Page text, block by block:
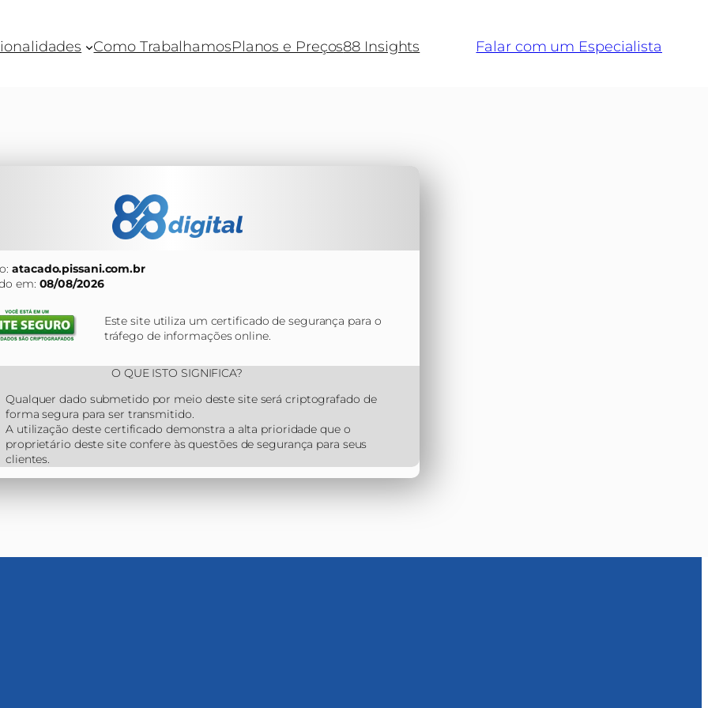
Como TrabalhamosPlanos e Preços88 Insights Falar com um Especialista
atacado.pissani.com.br
em: 08/08/2026
Este site utiliza um certificado de segurança para o
tráfego de informações online.
O QUE ISTO SIGNIFICA?
Qualquer dado submetido por meio deste site será criptografado de
forma segura para ser transmitido.
A utilização deste certificado demonstra a alta prioridade que o
proprietário deste site confere às questões de segurança para seus
clientes.